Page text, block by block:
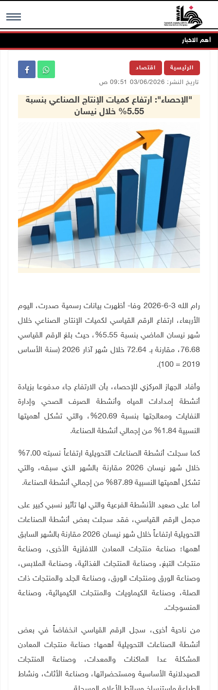
MENU أهم الاخبار
الرئيسية اقتصاد
تاريخ النشر: 03/06/2026 09:51 ص
"الإحصاء": ارتفاع كميات الإنتاج الصناعي بنسبة
5.55% خلال نيسان
رام الله 3-6-2026 وفا- أظهرت بيانات رسمية صدرت، اليوم
الأربعاء، ارتفاع الرقم القياسي لكميات الإنتاج الصناعي خلال
شهر نيسان الماضي بنسبة 5.55%، حيث بلغ الرقم القياسي
76.68، مقارنة بـ 72.64 خلال شهر آذار 2026 (سنة الأساس
2019 = 100).
وأفاد الجهاز المركزي للإحصاء، بأن الارتفاع جاء مدفوعا بزيادة
أنشطة إمدادات المياه وأنشطة الصرف الصحي وإدارة
النفايات ومعالجتها بنسبة 20.69%، والتي تشكل أهميتها
النسبية 1.84% من إجمالي أنشطة الصناعة.
كما سجلت أنشطة الصناعات التحويلية ارتفاعاً نسبته 7.00%
خلال شهر نيسان 2026 مقارنة بالشهر الذي سبقه، والتي
تشكل أهميتها النسبية 87.89% من إجمالي أنشطة الصناعة.
أما على صعيد الأنشطة الفرعية والتي لها تأثير نسبي كبير على
مجمل الرقم القياسي، فقد سجلت بعض أنشطة الصناعات
التحويلية ارتفاعاً خلال شهر نيسان 2026 مقارنة بالشهر السابق
أهمها؛ صناعة منتجات المعادن اللافلزية الأخرى، وصناعة
منتجات التبغ، وصناعة المنتجات الغذائية، وصناعة الملابس،
وصناعة الورق ومنتجات الورق، وصناعة الجلد والمنتجات ذات
الصلة، وصناعة الكيماويات والمنتجات الكيميائية، وصناعة
المنسوجات.
من ناحية أخرى، سجل الرقم القياسي انخفاضاً في بعض
أنشطة الصناعات التحويلية أهمها؛ صناعة منتجات المعادن
المشكلة عدا الماكنات والمعدات، وصناعة المنتجات
الصيدلانية الأساسية ومستحضراتها، وصناعة الأثاث، ونشاط